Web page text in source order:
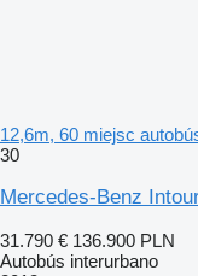
12,6m, 60 miejsc
30
Mercedes-Benz
31.790 € 136.900 PLN
Autobús interurbano